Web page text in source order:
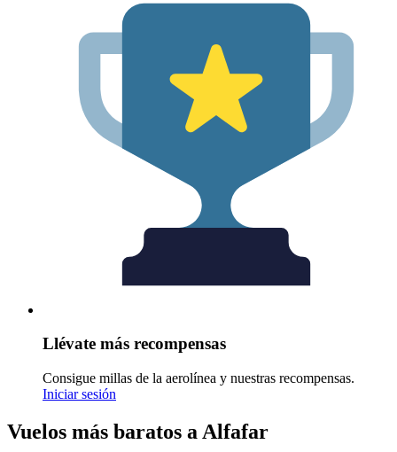
Llévate más recompensas
Consigue millas de la aerolínea y nuestras recompensas.
Iniciar sesión
Vuelos más baratos a Alfafar